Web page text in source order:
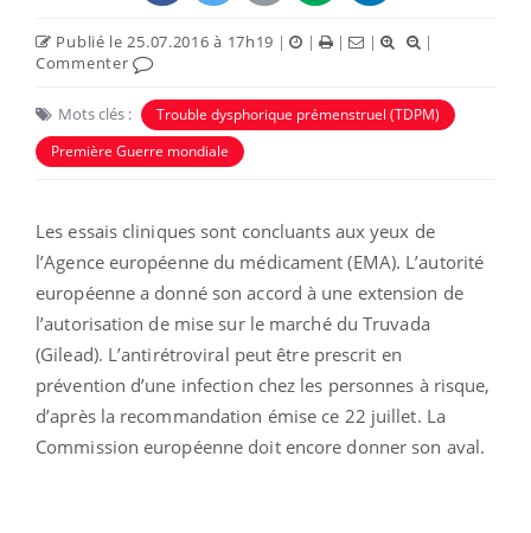
Publié le 25.07.2016 à 17h19 | | | |
|
Commenter
Mots clés :
Trouble dysphorique prémenstruel (TDPM)
Première Guerre mondiale
Les essais cliniques sont concluants aux yeux de
l’Agence européenne du médicament (EMA). L’autorité
européenne a donné son accord à une extension de
l’autorisation de mise sur le marché du Truvada
(Gilead). L’antirétroviral peut être prescrit en
prévention d’une infection chez les personnes à risque,
d’après la recommandation émise ce 22 juillet. La
Commission européenne doit encore donner son aval.